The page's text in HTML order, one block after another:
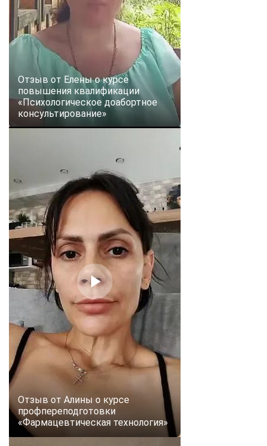
Отзыв от Елены о курсе
повышения квалификации
«Психологическое доабортное
консультирование»
Отзыв от Алины о курсе
профпереподготовки
«Фармацевтическая технология»